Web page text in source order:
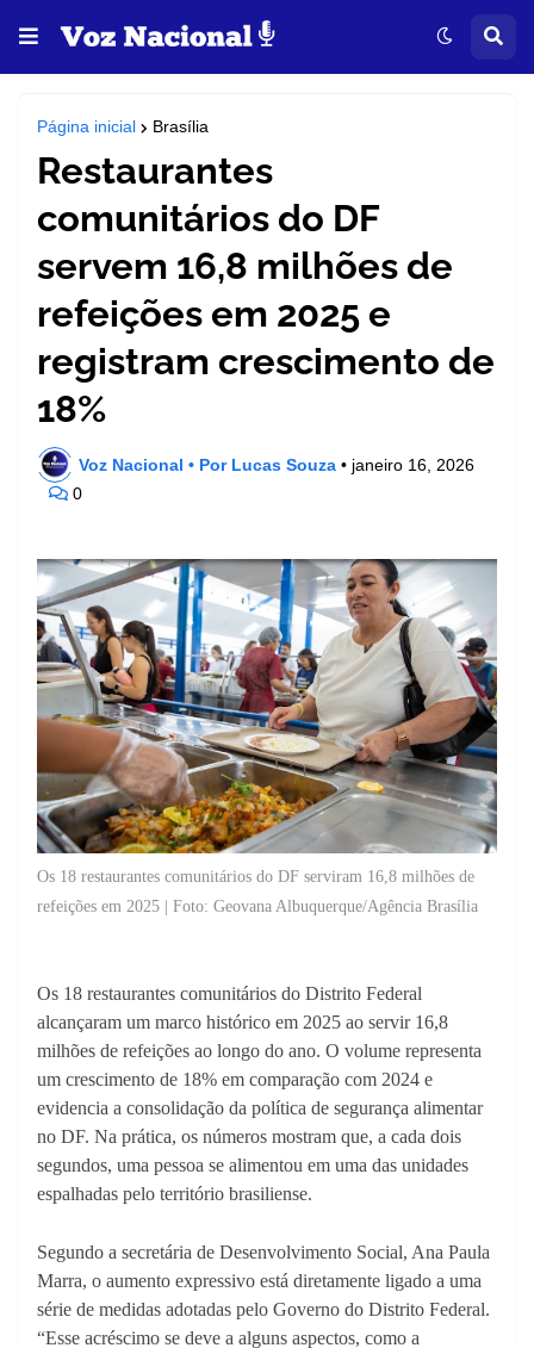
Página inicial Brasília
Restaurantes
comunitários do DF
servem 16,8 milhões de
refeições em 2025 e
registram crescimento de
18%
Voz Nacional • Por Lucas Souza • janeiro 16, 2026
0
Os 18 restaurantes comunitários do DF serviram 16,8 milhões de
refeições em 2025 | Foto: Geovana Albuquerque/Agência Brasília
Os 18 restaurantes comunitários do Distrito Federal
alcançaram um marco histórico em 2025 ao servir 16,8
milhões de refeições ao longo do ano. O volume representa
um crescimento de 18% em comparação com 2024 e
evidencia a consolidação da política de segurança alimentar
no DF. Na prática, os números mostram que, a cada dois
segundos, uma pessoa se alimentou em uma das unidades
espalhadas pelo território brasiliense.
Segundo a secretária de Desenvolvimento Social, Ana Paula
Marra, o aumento expressivo está diretamente ligado a uma
série de medidas adotadas pelo Governo do Distrito Federal.
“Esse acréscimo se deve a alguns aspectos, como a